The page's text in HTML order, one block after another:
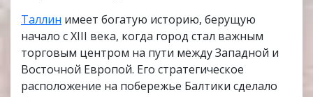
Таллин имеет богатую историю, берущую
начало с XIII века, когда город стал важным
торговым центром на пути между Западной и
Восточной Европой. Его стратегическое
расположение на побережье Балтики сделало